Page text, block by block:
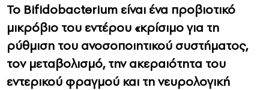
Το Bifidobacterium είναι ένα προβιοτικό
μικρόβιο του εντέρου «κρίσιμο για τη
ρύθμιση του ανοσοποιητικού συστήματος,
τον μεταβολισμό, την ακεραιότητα του
εντερικού φραγμού και τη νευρολογική